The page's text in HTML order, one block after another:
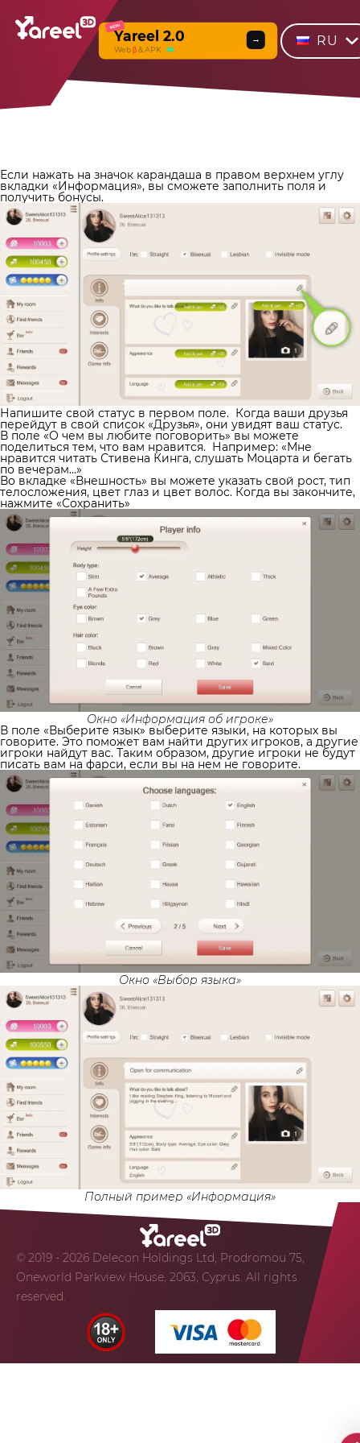
NEW
Yareel 2.0
Webβ & APK
→ RU
Если нажать на значок карандаша в правом верхнем углу
вкладки «Информация», вы сможете заполнить поля и
получить бонусы.
Напишите свой статус в первом поле. Когда ваши друзья
перейдут в свой список «Друзья», они увидят ваш статус.
В поле «О чем вы любите поговорить» вы можете
поделиться тем, что вам нравится. Например: «Мне
нравится читать Стивена Кинга, слушать Моцарта и бегать
по вечерам…»
Во вкладке «Внешность» вы можете указать свой рост, тип
телосложения, цвет глаз и цвет волос. Когда вы закончите,
нажмите «Сохранить»
Окно «Информация об игроке»
В поле «Выберите язык» выберите языки, на которых вы
говорите. Это поможет вам найти других игроков, а другие
игроки найдут вас. Таким образом, другие игроки не будут
писать вам на фарси, если вы на нем не говорите.
Окно «Выбор языка»
Полный пример «Информация»
© 2019 - 2026 Delecon Holdings Ltd, Prodromou 75,
Oneworld Parkview House, 2063, Cyprus. All rights
reserved.